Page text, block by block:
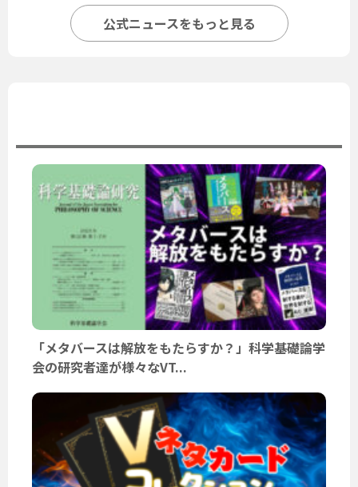
公式ニュースをもっと見る
「メタバースは解放をもたらすか？」科学基礎論学
会の研究者達が様々なVT...